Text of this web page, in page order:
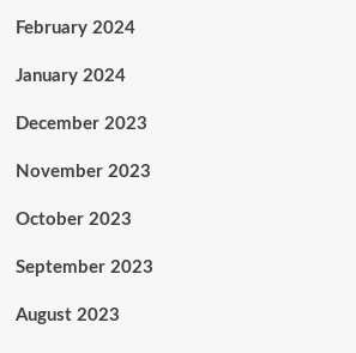
February 2024
January 2024
December 2023
November 2023
October 2023
September 2023
August 2023